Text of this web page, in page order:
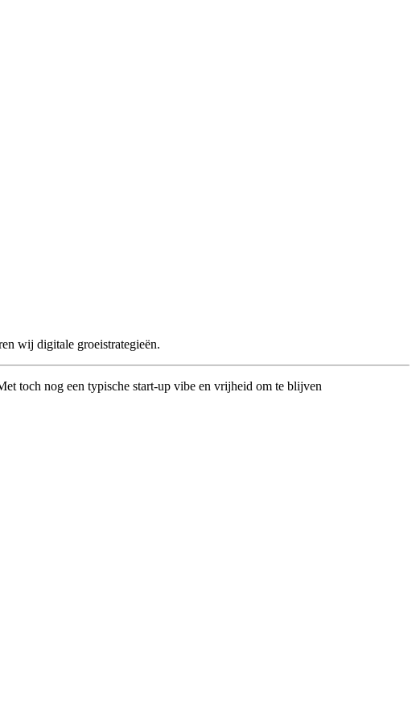
wij digitale groeistrategieën.
toch nog een typische start-up vibe en vrijheid om te blijven